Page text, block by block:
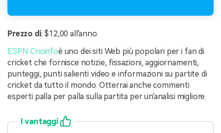
Prezzo di: $12,00 all'anno.
ESPN Cricinfoè uno dei siti Web più popolari per i fan di
cricket che fornisce notizie, fissazioni, aggiornamenti,
punteggi, punti salienti video e informazioni su partite di
cricket da tutto il mondo. Otterrai anche commenti
esperti palla per palla sulla partita per un'analisi migliore.
I vantaggi